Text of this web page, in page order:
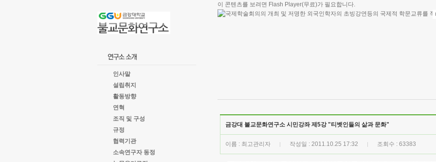
인사말
설립취지
활동방향
연혁
조직 및 구성
규정
협력기관
소속연구자 동정
이 콘텐츠를 보려면 Flash Player(무료)가 필요합니다.
금강대 불교문화연구소 시민강좌 제5강 "티벳인들의 삶과 문화"
이름 : 최고관리자 | 작성일 : 2011.10.25 17:32 | 조회수 : 63383